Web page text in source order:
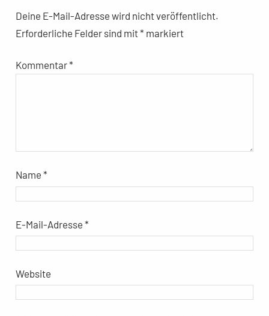
Deine E-Mail-Adresse wird nicht veröffentlicht.
Erforderliche Felder sind mit* markiert
Kommentar*
Name *
E-Mail-Adresse *
Website